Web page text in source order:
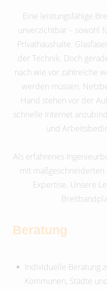
Eine leistungsfähige
unverzichtbar – sowohl
Privathaushalte.
der Technik. Doch
nach wie vor zahlreiche
werden müssen.
Hand stehen vor der
schnelle Internet
und
Als erfahrenes
mit
Expertise. Unsere
Beratung
Individuelle Beratung
Kommunen, Städte